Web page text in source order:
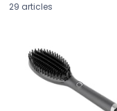
29 articles